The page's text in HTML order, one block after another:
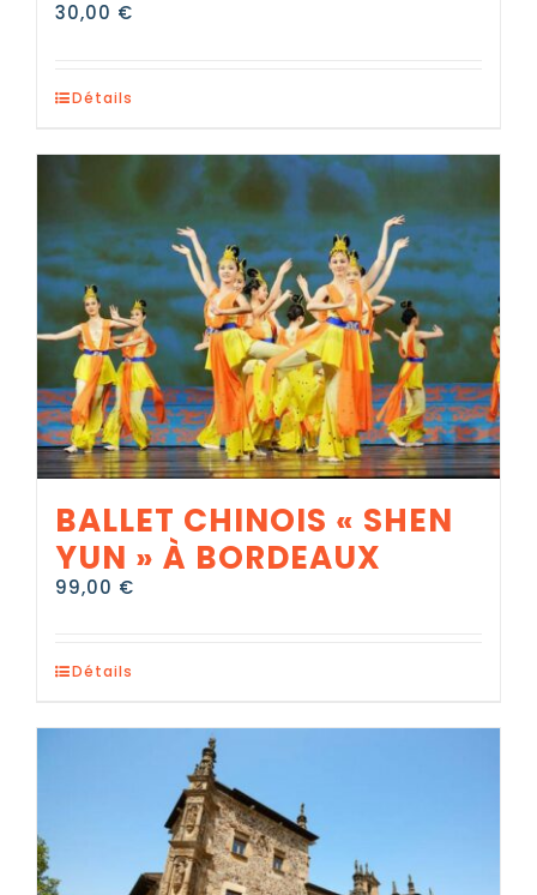
30,00 €
Détails
BALLET CHINOIS « SHEN
YUN » À BORDEAUX
99,00 €
Détails